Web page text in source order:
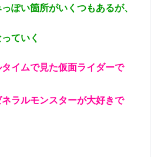
ぽい箇所がいくつもあるが、
ていく
イムで見た仮面ライダーで
ラルモンスターが大好きで